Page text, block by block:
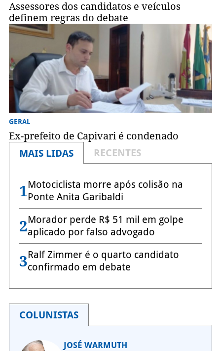
Assessores dos candidatos e veículos
definem regras do debate
GERAL
Ex-prefeito de Capivari é condenado
MAIS LIDAS
RECENTES
1Motociclista morre após colisão na
Ponte Anita Garibaldi
2Morador perde R$ 51 mil em golpe
aplicado por falso advogado
3Ralf Zimmer é o quarto candidato
confirmado em debate
COLUNISTAS
JOSÉ WARMUTH